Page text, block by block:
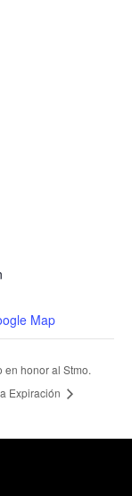
Map
en honor al Stmo.
Expiración